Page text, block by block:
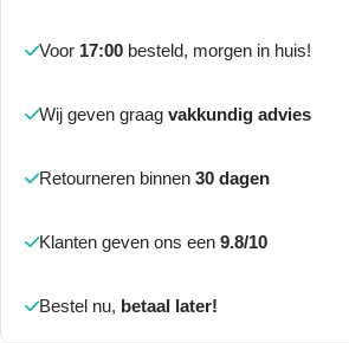
Voor 17:00 besteld, morgen in huis!
Wij geven graag vakkundig advies
Retourneren binnen 30 dagen
Klanten geven ons een 9.8/10
Bestel nu, betaal later!